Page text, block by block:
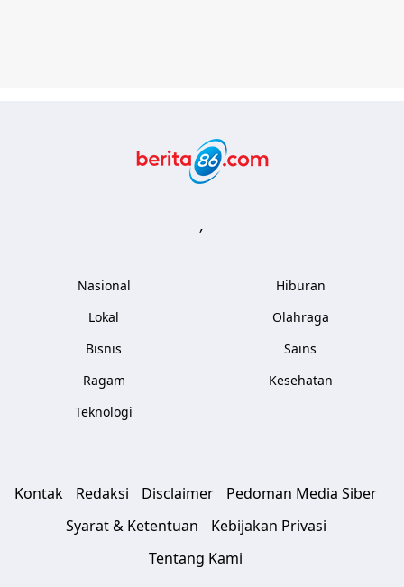
,
Nasional
Lokal
Bisnis
Ragam
Teknologi
Hiburan
Olahraga
Sains
Kesehatan
Kontak Redaksi Disclaimer
Pedoman Media Siber
Syarat & Ketentuan
Kebijakan Privasi
Tentang Kami